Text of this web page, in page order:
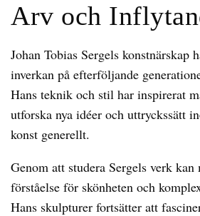
Arv och
Johan Tobias Sergels konstnärskap
inverkan på efterföljande
Hans teknik och stil har inspirerat
utforska nya idéer och uttryckssätt
konst generellt.
Genom att studera Sergels verk
förståelse för skönheten och
Hans skulpturer fortsätter att